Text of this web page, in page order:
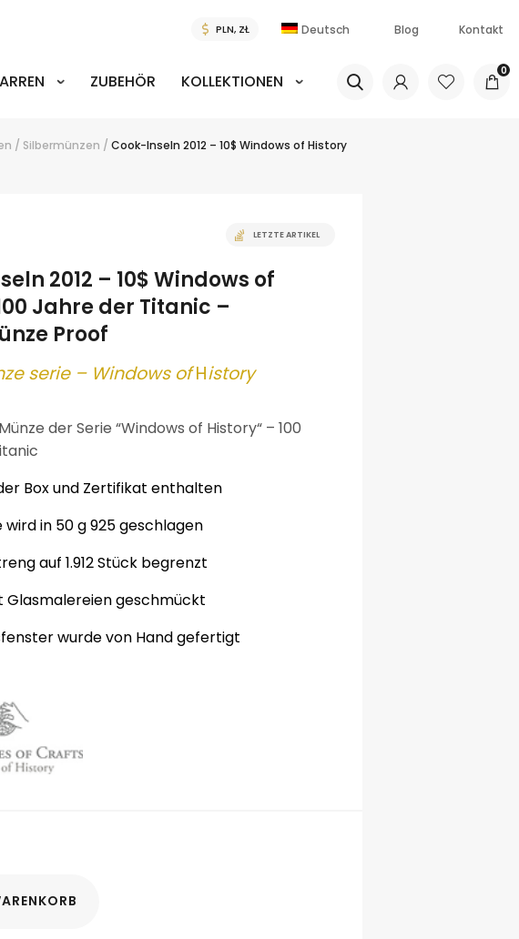
Deutsch Blog Kontakt
ZUBEHÖR KOLLEKTIONEN
0
/ Silbermünzen / Cook-Inseln 2012 – 10$ Windows of History
LETZTE ARTIKEL
2012 – 10$ Windows of
Jahre der Titanic –
Proof
serie – Windows ofHistory
der Serie “Windows of History“ – 100
Box und Zertifikat enthalten
wirdin 50 g925geschlagen
auf 1.912 Stück begrenzt
Glasmalereiengeschmückt
wurdevon Hand gefertigt